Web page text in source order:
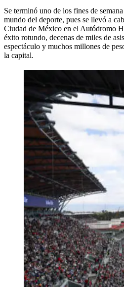
Se terminó uno de los fines de
mundo del deporte, pues se llevó a
Ciudad de México en el Autódromo
éxito rotundo, decenas de miles de
espectáculo y muchos millones de
la capital.